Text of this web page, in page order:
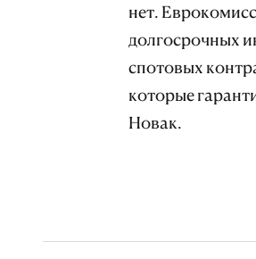
нет.
долгосрочных
спотовых
которые
Новак.